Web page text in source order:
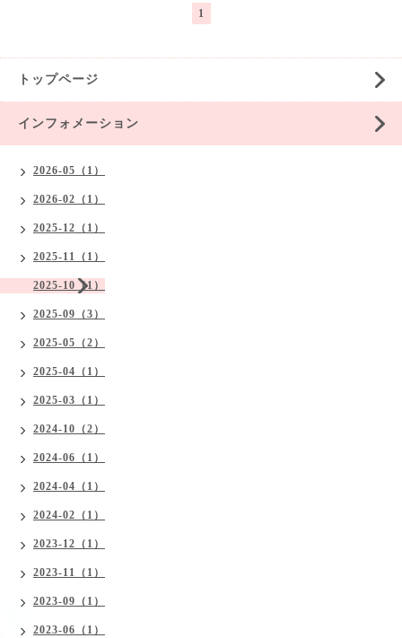
1
トップページ
インフォメーション
2026-05（1）
2026-02（1）
2025-12（1）
2025-11（1）
2025-10（1）
2025-09（3）
2025-05（2）
2025-04（1）
2025-03（1）
2024-10（2）
2024-06（1）
2024-04（1）
2024-02（1）
2023-12（1）
2023-11（1）
2023-09（1）
2023-06（1）